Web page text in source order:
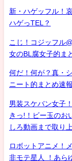
新・ハゲッフル！
ハゲっTEL？
こじ！コジッフル
女のBL腐女子的ま
何だ！何が？真
ニート的まとめ速
男装スケバン女子
きっ!！ビー玉の
しろ動画まで取り
ロボットアニメ！
非モテ星人 ！あら